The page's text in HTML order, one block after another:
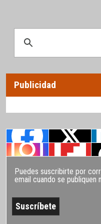
Publicidad
Puedes suscribirte por
email cuando se publiquen